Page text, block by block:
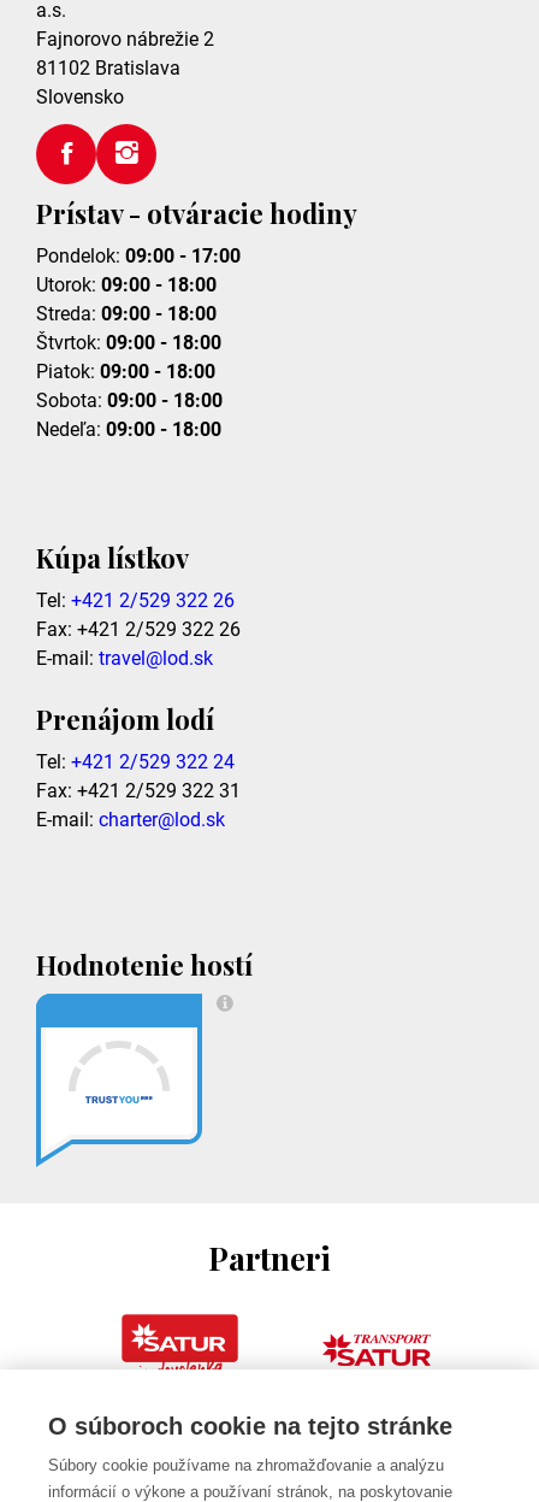
a.s.
Fajnorovo nábrežie 2
81102 Bratislava
Slovensko
Prístav - otváracie hodiny
Pondelok: 09:00 - 17:00
Utorok: 09:00 - 18:00
Streda: 09:00 - 18:00
Štvrtok: 09:00 - 18:00
Piatok: 09:00 - 18:00
Sobota: 09:00 - 18:00
Nedeľa: 09:00 - 18:00
Kúpa lístkov
Tel: +421 2/529 322 26
Fax: +421 2/529 322 26
E-mail: travel@lod.sk
Prenájom lodí
Tel: +421 2/529 322 24
Fax: +421 2/529 322 31
E-mail: charter@lod.sk
Hodnotenie hostí
Partneri
O súboroch cookie na tejto stránke
Súbory cookie používame na zhromažďovanie a analýzu
informácií o výkone a používaní stránok, na poskytovanie